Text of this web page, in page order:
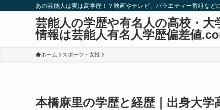
あの芸能人は実は高学歴！？映画やテレビ、バラエティー番組な
芸能人の学歴や有名人の高校・大
情報は芸能人有名人学歴偏差値
ホーム スポーツ・女性
本橋麻里の学歴と経歴｜出身大